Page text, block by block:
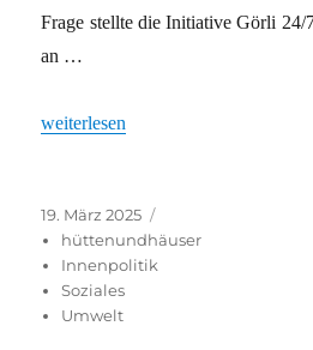
Frage stellte die Initiative Görli
an …
„Weder Zäune noch Alpakas“
weiterlesen
Veröffentlicht
am
19. März 2025
hüttenundhäuser
Innenpolitik
Soziales
Umwelt